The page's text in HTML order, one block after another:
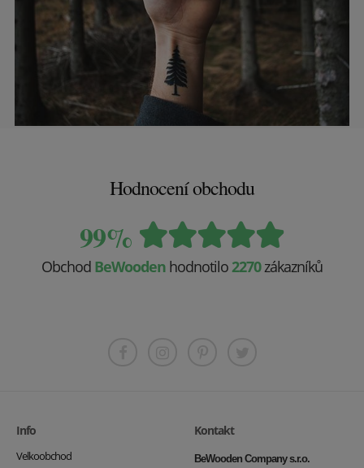
Hodnocení obchodu
99%
Obchod BeWooden hodnotilo 2270zákazníků
Info
Velkoobchod
Kontakt
BeWooden Company s.r.o.